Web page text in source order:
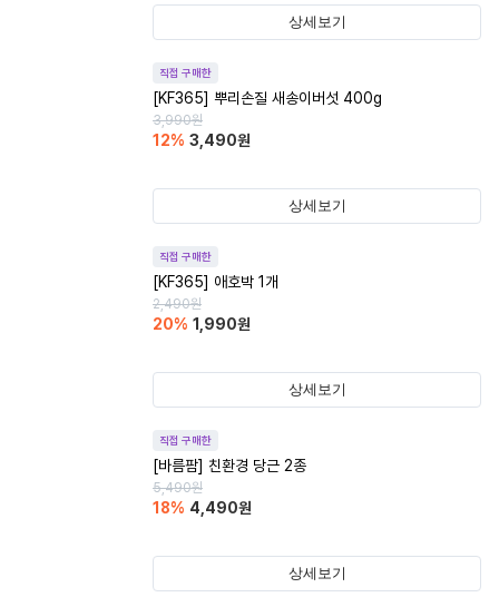
상세보기
직접 구매한
[KF365] 뿌리손질 새송이버섯 400g
3,990원
12% 3,490원
상세보기
직접 구매한
[KF365] 애호박 1개
2,490원
20% 1,990원
상세보기
직접 구매한
[바름팜] 친환경 당근 2종
5,490원
18% 4,490원
상세보기